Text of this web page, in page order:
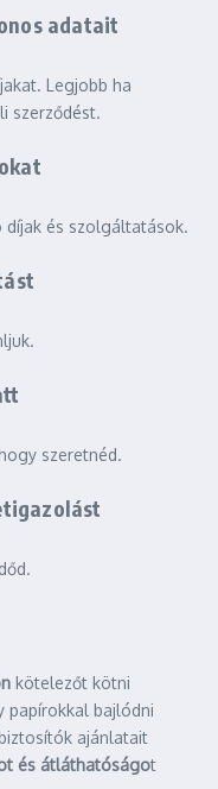
adatait
Legjobb ha
szerződést.
és szolgáltatások.
szeretnéd.
kötelezőt kötni
papírokkal bajlódni
ajánlatait
és átláthatóságot